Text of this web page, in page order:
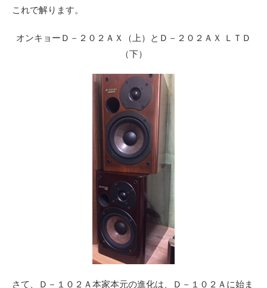
これで解ります。
オンキョーＤ－２０２ＡＸ（上）とＤ－２０２ＡＸ ＬＴＤ
（下）
さて、Ｄ－１０２Ａ本家本元の進化は、Ｄ－１０２Ａに始ま